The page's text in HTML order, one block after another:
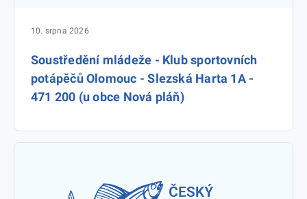
10. srpna 2026
Soustředění mládeže - Klub sportovních
potápěčů Olomouc - Slezská Harta 1A -
471 200 (u obce Nová pláň)